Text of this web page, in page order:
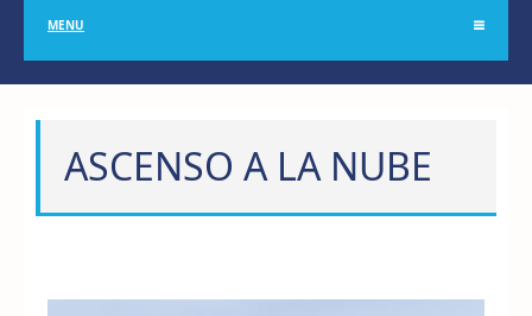
MENU
ASCENSO A LA NUBE